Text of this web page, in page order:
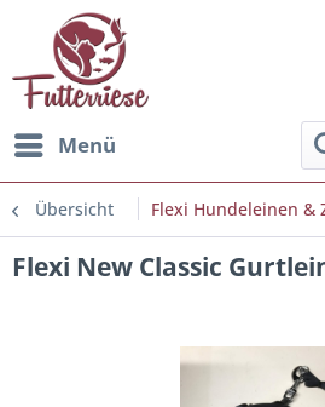
Menü
Übersicht Flexi Hundeleinen &
Flexi New Classic